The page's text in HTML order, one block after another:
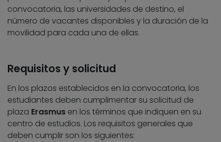
convocatoria, las universidades de destino, el
número de vacantes disponibles y la duración de la
movilidad para cada una de ellas.
Requisitos y solicitud
En los plazos establecidos en la convocatoria, los
estudiantes deben cumplimentar su solicitud de
plaza Erasmus en los términos que indiquen en su
centro de estudios. Los requisitos generales que
deben cumplir son los siguientes: